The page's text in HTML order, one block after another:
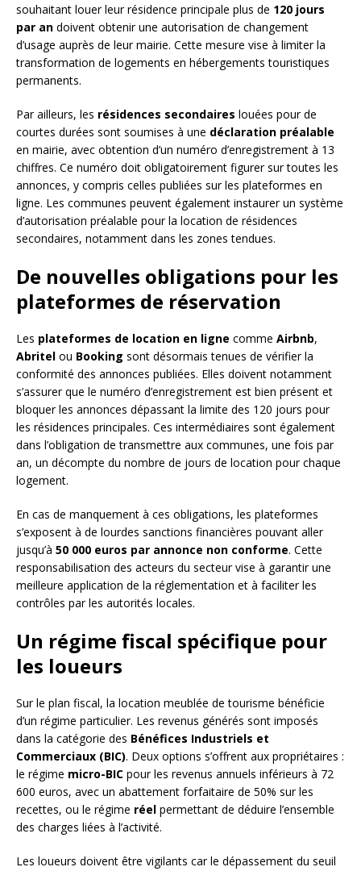
souhaitant louer leur résidence principale plus de 120 jours
par an doivent obtenir une autorisation de changement
d’usage auprès de leur mairie. Cette mesure vise à limiter la
transformation de logements en hébergements touristiques
permanents.
Par ailleurs, les résidences secondaires louées pour de
courtes durées sont soumises à une déclaration préalable
en mairie, avec obtention d’un numéro d’enregistrement à 13
chiffres. Ce numéro doit obligatoirement figurer sur toutes les
annonces, y compris celles publiées sur les plateformes en
ligne. Les communes peuvent également instaurer un système
d’autorisation préalable pour la location de résidences
secondaires, notamment dans les zones tendues.
De nouvelles obligations pour les
plateformes de réservation
Les plateformes de location en ligne comme Airbnb,
Abritel ou Booking sont désormais tenues de vérifier la
conformité des annonces publiées. Elles doivent notamment
s’assurer que le numéro d’enregistrement est bien présent et
bloquer les annonces dépassant la limite des 120 jours pour
les résidences principales. Ces intermédiaires sont également
dans l’obligation de transmettre aux communes, une fois par
an, un décompte du nombre de jours de location pour chaque
logement.
En cas de manquement à ces obligations, les plateformes
s’exposent à de lourdes sanctions financières pouvant aller
jusqu’à 50 000 euros par annonce non conforme. Cette
responsabilisation des acteurs du secteur vise à garantir une
meilleure application de la réglementation et à faciliter les
contrôles par les autorités locales.
Un régime fiscal spécifique pour
les loueurs
Sur le plan fiscal, la location meublée de tourisme bénéficie
d’un régime particulier. Les revenus générés sont imposés
dans la catégorie des Bénéfices Industriels et
Commerciaux (BIC). Deux options s’offrent aux propriétaires :
le régime micro-BIC pour les revenus annuels inférieurs à 72
600 euros, avec un abattement forfaitaire de 50% sur les
recettes, ou le régime réel permettant de déduire l’ensemble
des charges liées à l’activité.
Les loueurs doivent être vigilants car le dépassement du seuil